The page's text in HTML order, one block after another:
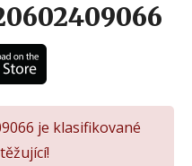
je klasifikované